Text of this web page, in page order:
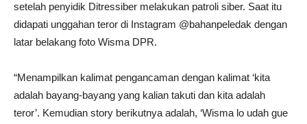
setelah penyidik Ditressiber melakukan patroli siber. Saat itu
didapati unggahan teror di Instagram @bahanpeledak dengan
latar belakang foto Wisma DPR.
“Menampilkan kalimat pengancaman dengan kalimat ‘kita
adalah bayang-bayang yang kalian takuti dan kita adalah
teror’. Kemudian story berikutnya adalah, ‘Wisma lo udah gue